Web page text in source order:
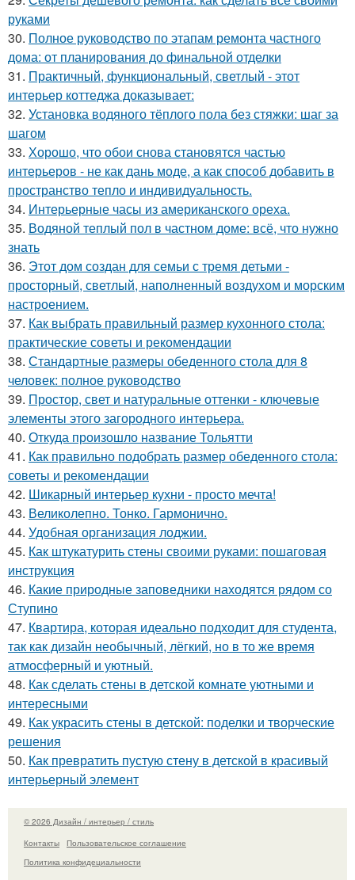
руками
30. Полное руководство по этапам ремонта частного
дома: от планирования до финальной отделки
31. Практичный, функциональный, светлый - этот
интерьер коттеджа доказывает:
32. Установка водяного тёплого пола без стяжки: шаг за
шагом
33. Хорошо, что обои снова становятся частью
интерьеров - не как дань моде, а как способ добавить в
пространство тепло и индивидуальность.
34. Интерьерные часы из американского ореха.
35. Водяной теплый пол в частном доме: всё, что нужно
знать
36. Этот дом создан для семьи с тремя детьми -
просторный, светлый, наполненный воздухом и морским
настроением.
37. Как выбрать правильный размер кухонного стола:
практические советы и рекомендации
38. Стандартные размеры обеденного стола для 8
человек: полное руководство
39. Простор, свет и натуральные оттенки - ключевые
элементы этого загородного интерьера.
40. Откуда произошло название Тольятти
41. Как правильно подобрать размер обеденного стола:
советы и рекомендации
42. Шикарный интерьер кухни - просто мечта!
43. Великолепно. Тонко. Гармонично.
44. Удобная организация лоджии.
45. Как штукатурить стены своими руками: пошаговая
инструкция
46. Какие природные заповедники находятся рядом со
Ступино
47. Квартира, которая идеально подходит для студента,
так как дизайн необычный, лёгкий, но в то же время
атмосферный и уютный.
48. Как сделать стены в детской комнате уютными и
интересными
49. Как украсить стены в детской: поделки и творческие
решения
50. Как превратить пустую стену в детской в красивый
интерьерный элемент
© 2026 Дизайн / интерьер / стиль
Контакты
Пользовательское соглашение
Политика конфидециальности